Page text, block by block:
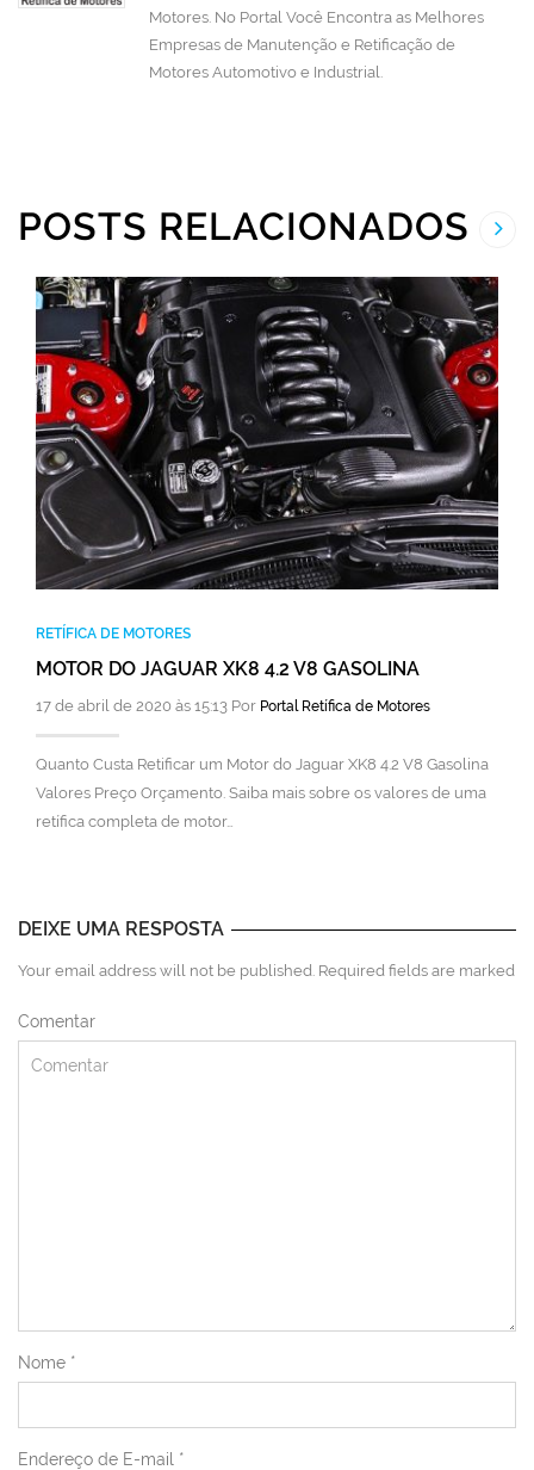
Motores. No Portal Você Encontra as Melhores
Empresas de Manutenção e Retificação de
Motores Automotivo e Industrial.
POSTS RELACIONADOS
RETÍFICA DE MOTORES
MOTOR DO JAGUAR XK8 4.2 V8 GASOLINA
17 de abril de 2020 às 15:13 Por Portal Retífica de Motores
Quanto Custa Retificar um Motor do Jaguar XK8 4.2 V8 Gasolina
Valores Preço Orçamento. Saiba mais sobre os valores de uma
retífica completa de motor…
DEIXE UMA RESPOSTA
Your email address will not be published. Required fields are marked
Comentar
Nome *
Endereço de E-mail *